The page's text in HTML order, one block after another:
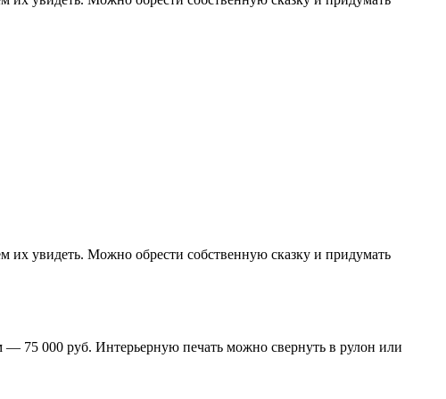
их увидеть. Можно обрести собственную сказку и придумать
75 000 руб. Интерьерную печать можно свернуть в рулон или